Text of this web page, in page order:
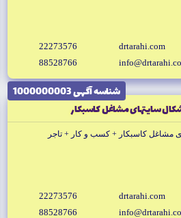
drtarahi.com
22273576
88528766
شناسه آگهى 1000000003
سايتهاى مشاغل كاسبكار
مشاغل كاسبكار + كسب و كار + تاجر
drtarahi.com
22273576
88528766